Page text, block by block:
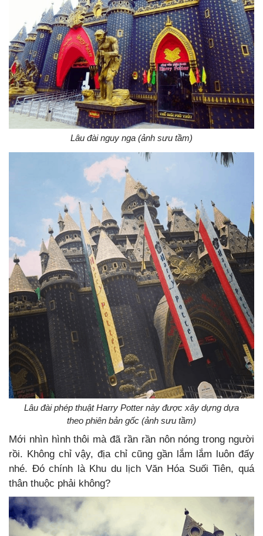
Lâu đài nguy nga (ảnh sưu tầm)
Lâu đài phép thuật Harry Potter này được xây dựng dựa
theo phiên bản gốc (ảnh sưu tầm)
Mới nhìn hình thôi mà đã rần rần nôn nóng trong người
rồi. Không chỉ vậy, địa chỉ cũng gần lắm lắm luôn đấy
nhé. Đó chính là Khu du lịch Văn Hóa Suối Tiên, quá
thân thuộc phải không?